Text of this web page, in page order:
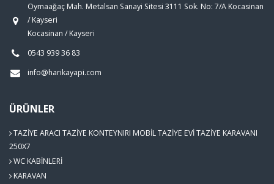
Oymaağaç Mah. Metalsan Sanayi Sitesi 3111 Sok. No: 7/A Kocasinan
/ Kayseri
Kocasinan / Kayseri
0543 939 36 83
info@harikayapi.com
ÜRÜNLER
TAZİYE ARACI TAZİYE KONTEYNIRI MOBİL TAZİYE EVİ TAZİYE KARAVANI
250X7
WC KABİNLERİ
KARAVAN